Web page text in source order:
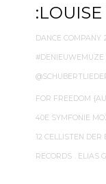
DANCE COMPANY
#DENIEUWEMUZE
FOR FREEDOM
40E SYMFONIE
12 CELLISTEN DER
RECORDS . ELIAS